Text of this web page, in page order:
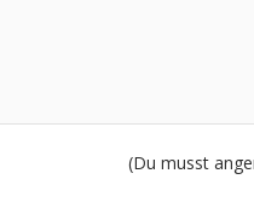
(Du musst